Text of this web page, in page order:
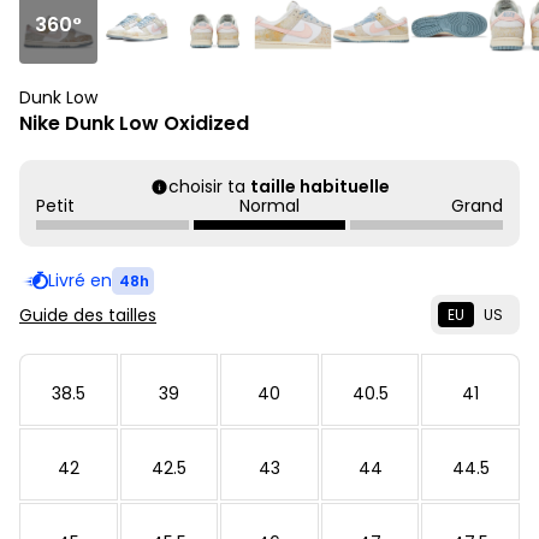
360°
Dunk Low
Nike Dunk Low Oxidized
choisir ta taille habituelle
Petit
Normal Grand
Livré en 48h
Guide des tailles EU US
38.5 39 40 40.5 41
42 42.5 43 44 44.5